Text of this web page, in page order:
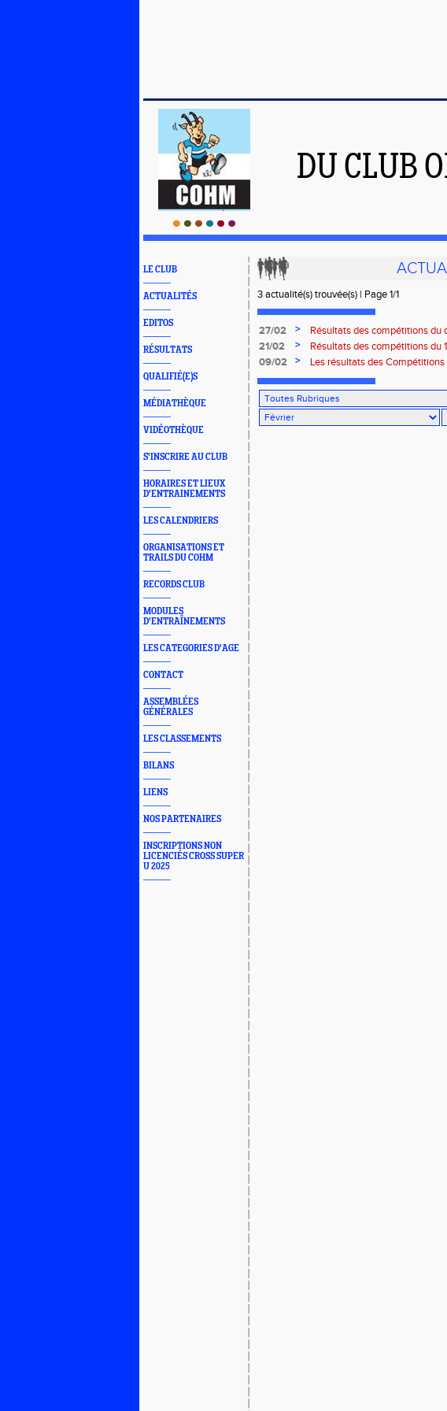
DU CLUB
LE CLUB
ACTUALITÉS
EDITOS
RÉSULTATS
QUALIFIÉ(E)S
MÉDIATHÈQUE
VIDÉOTHÈQUE
S'INSCRIRE AU CLUB
HORAIRES ET LIEUX
D'ENTRAINEMENTS
LES CALENDRIERS
ORGANISATIONS ET
TRAILS DU COHM
RECORDS CLUB
MODULES
D'ENTRAÎNEMENTS
LES CATEGORIES D'AGE
CONTACT
ASSEMBLÉES
GÉNÉRALES
LES CLASSEMENTS
BILANS
LIENS
NOS PARTENAIRES
INSCRIPTIONS NON
LICENCIÉS CROSS SUPER
U 2025
3 actualité(s) trouvée(s) | Page 1/1
27/02 >
Résultats des compétitions du
21/02
>
Résultats des compétitions du
09/02
> Les résultats des